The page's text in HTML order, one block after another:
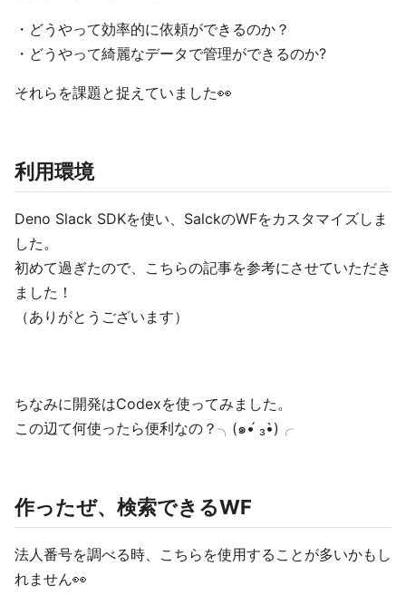
・どうやって効率的に依頼ができるのか？
・どうやって綺麗なデータで管理ができるのか?
それらを課題と捉えていました👀
利用環境
Deno Slack SDKを使い、SalckのWFをカスタマイズしま
した。
初めて過ぎたので、こちらの記事を参考にさせていただき
ました！
（ありがとうございます）
ちなみに開発はCodexを使ってみました。
この辺て何使ったら便利なの？╮(๑•́ ₃•̀)╭
作ったぜ、検索できるWF
法人番号を調べる時、こちらを使用することが多いかもし
れません👀